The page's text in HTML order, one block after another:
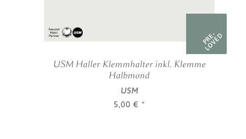
PRE-
LOVED
USM Haller Klemmhalter inkl. Klemme
Halbmond
USM
5,00 €*